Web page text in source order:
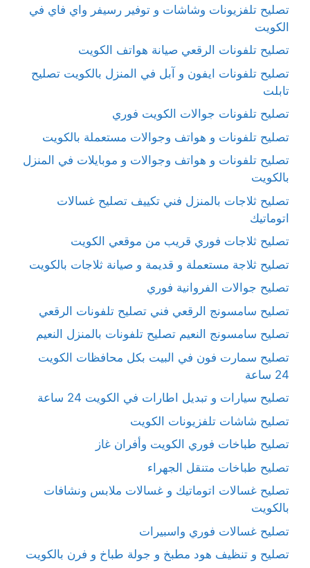
تصليح تلفزيونات وشاشات و توفير رسيفر واي فاي في
الكويت
تصليح تلفونات الرقعي صيانة هواتف الكويت
تصليح تلفونات ايفون و آبل في المنزل بالكويت تصليح
تابلت
تصليح تلفونات جوالات الكويت فوري
تصليح تلفونات و هواتف وجوالات مستعملة بالكويت
تصليح تلفونات و هواتف وجوالات و موبايلات في المنزل
بالكويت
تصليح ثلاجات بالمنزل فني تكييف تصليح غسالات
اتوماتيك
تصليح ثلاجات فوري قريب من موقعي الكويت
تصليح ثلاجة مستعملة و قديمة و صيانة ثلاجات بالكويت
تصليح جوالات الفروانية فوري
تصليح سامسونج الرقعي فني تصليح تلفونات الرقعي
تصليح سامسونج النعيم تصليح تلفونات بالمنزل النعيم
تصليح سمارت فون في البيت بكل محافظات الكويت
24 ساعة
تصليح سيارات و تبديل اطارات في الكويت 24 ساعة
تصليح شاشات تلفزيونات الكويت
تصليح طباخات فوري الكويت وأفران غاز
تصليح طباخات متنقل الجهراء
تصليح غسالات اتوماتيك و غسالات ملابس ونشافات
بالكويت
تصليح غسالات فوري واسبيرات
تصليح و تنظيف هود مطبخ و جولة طباخ و فرن بالكويت